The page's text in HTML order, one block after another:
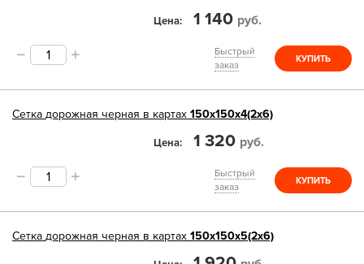
Цена 1 140 руб.
Быстрый
заказ
КУПИТЬ
Сетка дорожная черная в картах 150х150х4(2х6)
Цена 1 320 руб.
Быстрый
заказ
КУПИТЬ
Сетка дорожная черная в картах 150х150х5(2х6)